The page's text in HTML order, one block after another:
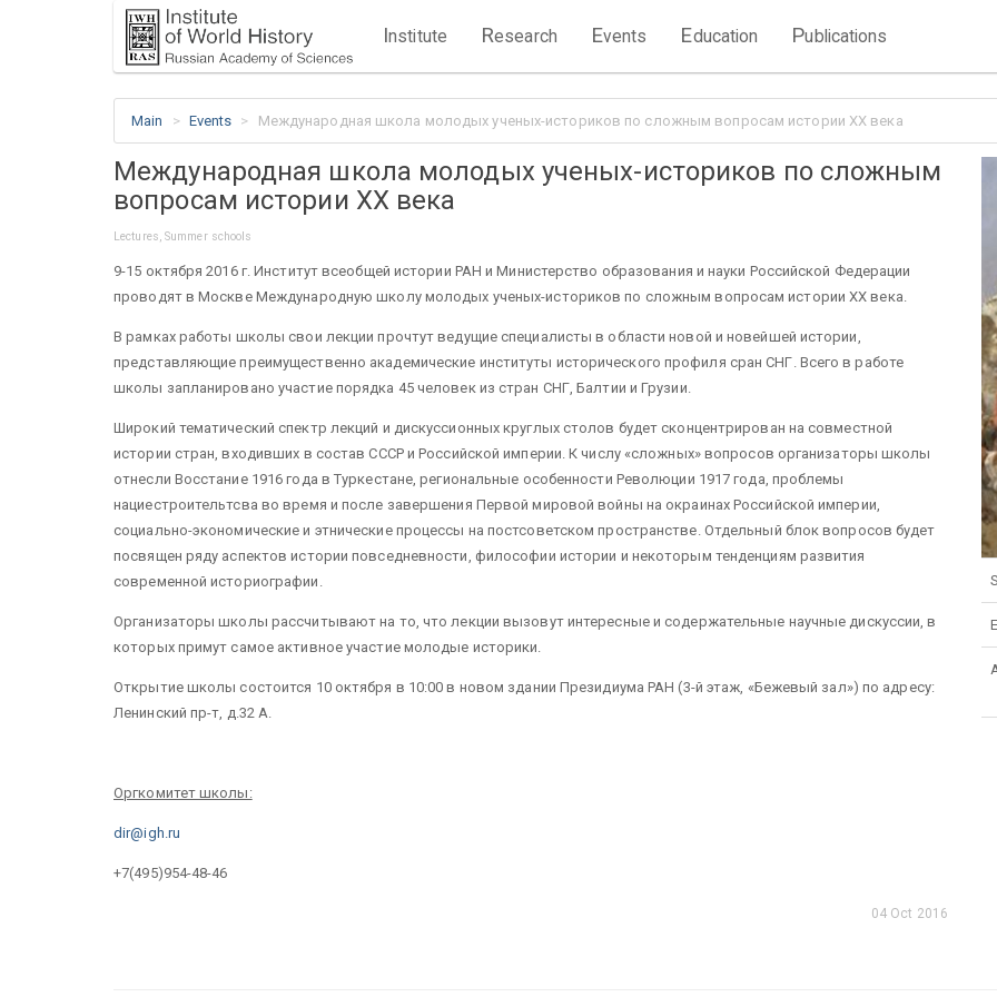
Institute Research Events Education Publications
Main Events Международная школа молодых ученых-историков по сложным вопросам истории XX века
Международная школа молодых ученых-историков по сложным
вопросам истории XX века
Lectures, Summer schools
9-15 октября 2016 г. Институт всеобщей истории РАН и Министерство образования и науки Российской Федерации
проводят в Москве Международную школу молодых ученых-историков по сложным вопросам истории XX века.
В рамках работы школы свои лекции прочтут ведущие специалисты в области новой и новейшей истории,
представляющие преимущественно академические институты исторического профиля сран СНГ. Всего в работе
школы запланировано участие порядка 45 человек из стран СНГ, Балтии и Грузии.
Широкий тематический спектр лекций и дискуссионных круглых столов будет сконцентрирован на совместной
истории стран, входивших в состав СССР и Российской империи. К числу «сложных» вопросов организаторы школы
отнесли Восстание 1916 года в Туркестане, региональные особенности Революции 1917 года, проблемы
нациестроительтсва во время и после завершения Первой мировой войны на окраинах Российской империи,
социально-экономические и этнические процессы на постсоветском пространстве. Отдельный блок вопросов будет
посвящен ряду аспектов истории повседневности, философии истории и некоторым тенденциям развития
современной историографии.
Организаторы школы рассчитывают на то, что лекции вызовут интересные и содержательные научные дискуссии, в
которых примут самое активное участие молодые историки.
Открытие школы состоится 10 октября в 10:00 в новом здании Президиума РАН (3-й этаж, «Бежевый зал») по адресу:
Ленинский пр-т, д.32 А.
Оргкомитет школы:
dir@igh.ru
+7(495)954-48-46
04 Oct 2016